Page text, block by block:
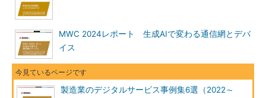
MWC 2024レポート 生成AIで変わる通信網とデバ
イス
製造業のデジタルサービス事例集6選（2022～